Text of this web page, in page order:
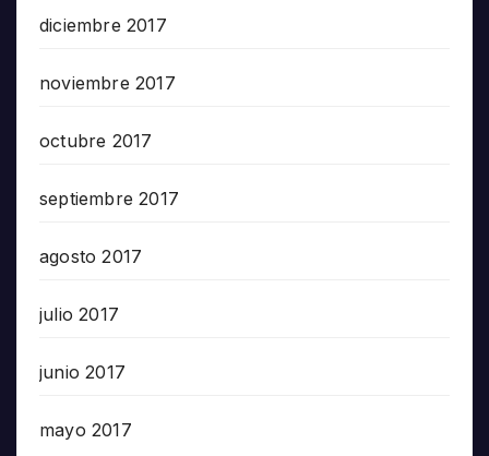
diciembre 2017
noviembre 2017
octubre 2017
septiembre 2017
agosto 2017
julio 2017
junio 2017
mayo 2017